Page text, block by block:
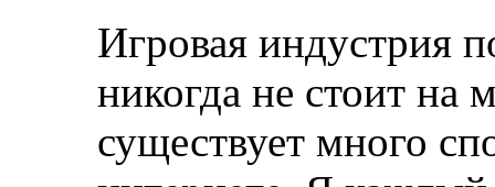
Игровая индустрия
никогда не стоит на
существует много